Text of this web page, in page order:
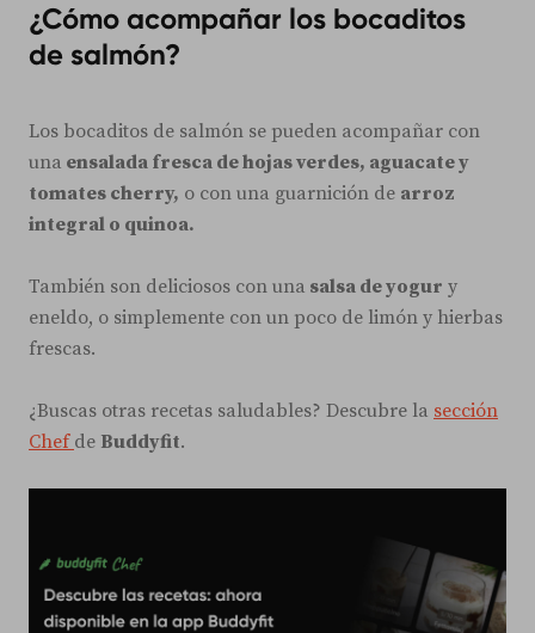
¿Cómo acompañar los bocaditos
de salmón?
Los bocaditos de salmón se pueden acompañar con
una ensalada fresca de hojas verdes, aguacate y
tomates cherry, o con una guarnición de arroz
integral o quinoa.
También son deliciosos con una salsa de yogur y
eneldo, o simplemente con un poco de limón y hierbas
frescas.
¿Buscas otras recetas saludables? Descubre la sección
Chef de Buddyfit.